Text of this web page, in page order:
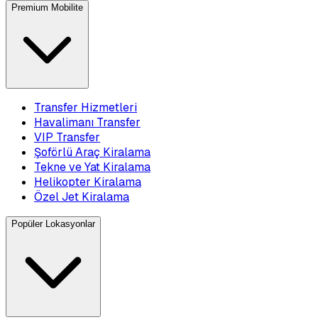
Premium Mobilite
Transfer Hizmetleri
Havalimanı Transfer
VIP Transfer
Şoförlü Araç Kiralama
Tekne ve Yat Kiralama
Helikopter Kiralama
Özel Jet Kiralama
Popüler Lokasyonlar